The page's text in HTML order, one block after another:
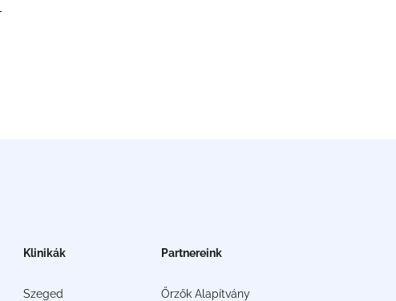
Klinikák
Szeged
Partnereink
Őrzők Alapítvány